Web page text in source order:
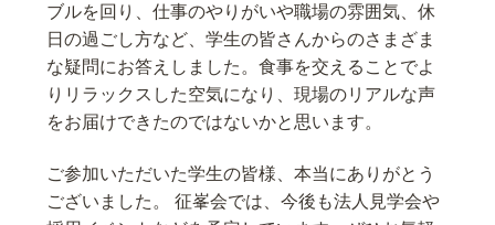
ブルを回り、仕事のやりがいや職場の雰囲気、休
日の過ごし方など、学生の皆さんからのさまざま
な疑問にお答えしました。食事を交えることでよ
りリラックスした空気になり、現場のリアルな声
をお届けできたのではないかと思います。
ご参加いただいた学生の皆様、本当にありがとう
ございました。 征峯会では、今後も法人見学会や